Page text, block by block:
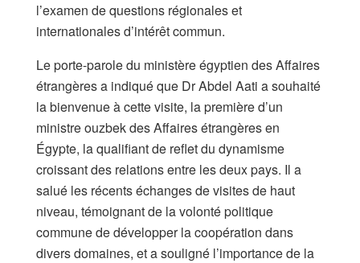
l’examen de questions régionales et
internationales d’intérêt commun.
Le porte-parole du ministère égyptien des Affaires
étrangères a indiqué que Dr Abdel Aati a souhaité
la bienvenue à cette visite, la première d’un
ministre ouzbek des Affaires étrangères en
Égypte, la qualifiant de reflet du dynamisme
croissant des relations entre les deux pays. Il a
salué les récents échanges de visites de haut
niveau, témoignant de la volonté politique
commune de développer la coopération dans
divers domaines, et a souligné l’importance de la